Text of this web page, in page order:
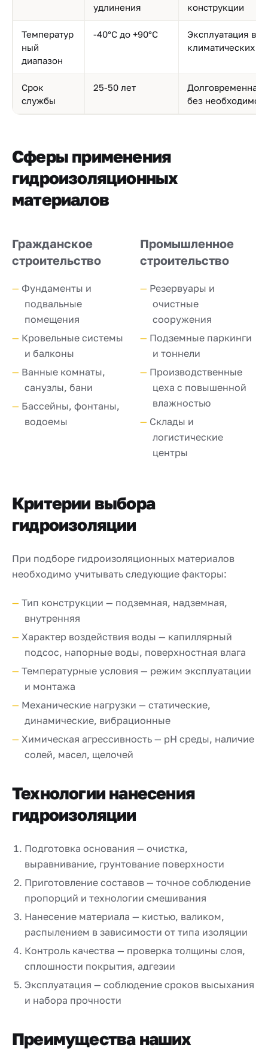
удлинения конструкции
Температур
ный
диапазон
-40°C до +90°C
Эксплуатация в
климатических
Срок
службы
25-50 лет
Долговременная
без
Сферы применения
гидроизоляционных
материалов
Гражданское
строительство
Фундаменты и
подвальные
помещения
Кровельные системы
и балконы
Ванные комнаты,
санузлы, бани
Бассейны, фонтаны,
водоемы
Промышленное
строительство
Резервуары и
очистные
сооружения
Подземные паркинги
и тоннели
Производственные
цеха с повышенной
влажностью
Склады и
логистические
центры
Критерии выбора
гидроизоляции
При подборе гидроизоляционных материалов
необходимо учитывать следующие факторы:
Тип конструкции — подземная, надземная,
внутренняя
Характер воздействия воды — капиллярный
подсос, напорные воды, поверхностная влага
Температурные условия — режим эксплуатации
и монтажа
Механические нагрузки — статические,
динамические, вибрационные
Химическая агрессивность — pH среды, наличие
солей, масел, щелочей
Технологии нанесения
гидроизоляции
Подготовка основания — очистка,
выравнивание, грунтование поверхности
Приготовление составов — точное соблюдение
пропорций и технологии смешивания
Нанесение материала — кистью, валиком,
распылением в зависимости от типа изоляции
Контроль качества — проверка толщины слоя,
сплошности покрытия, адгезии
Эксплуатация — соблюдение сроков высыхания
и набора прочности
Преимущества наших